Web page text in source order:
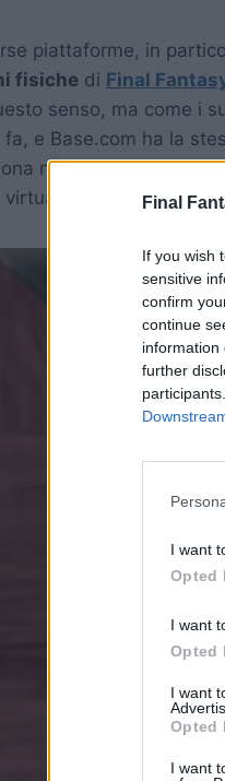
Final
If you wish
sensitive
confirm
continue
information
further
I want
Opted
I want
Opted
I want
Opted
I want
piattaforme, in
fisiche di Final
senso, ma come i
e Base.com ha la
notizia per i molti